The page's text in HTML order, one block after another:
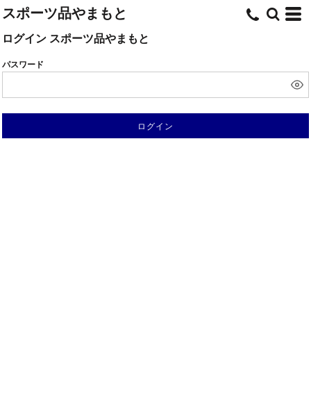
スポーツ品やまもと
ログイン スポーツ品やまもと
パスワード
ログイン